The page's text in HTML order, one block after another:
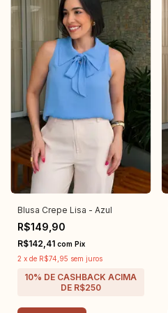
Blusa Crepe Lisa - Azul
R$149,90
R$142,41 com Pix
2 x de R$74,95 sem juros